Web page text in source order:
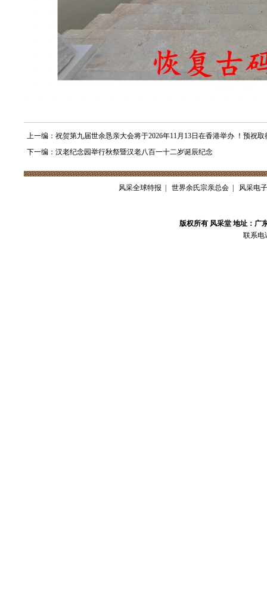
上一编：祝贺第九届世余恳亲大会将于2026年11月13日在香港举办 ！预祝
下一编：汉老纪念园举行秋祭暨汉老八百一十二岁诞辰纪念
风采全球特报 世界余氏宗亲总会 风采电
版权所有 风采堂 地址：广
联系电